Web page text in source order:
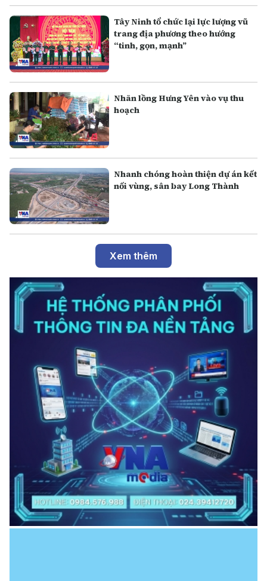
Tây Ninh tổ chức lại lực lượng vũ
trang địa phương theo hướng
“tinh, gọn, mạnh”
Nhãn lồng Hưng Yên vào vụ thu
hoạch
Nhanh chóng hoàn thiện dự án kết
nối vùng, sân bay Long Thành
Xem thêm